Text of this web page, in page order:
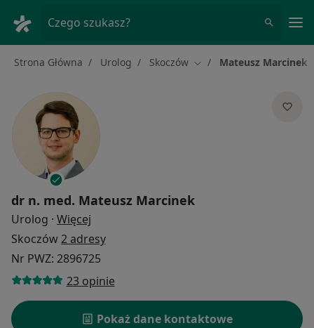
Czego szukasz?
Strona Główna Urolog Skoczów Zmień miasto
Mateusz Marcinek
dr n. med. Mateusz Marcinek
Urolog · Więcej
Skoczów2 adresy
Nr PWZ: 2896725
23 opinie
Pokaż dane kontaktowe